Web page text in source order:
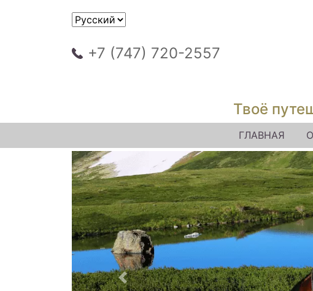
+7 (747) 720-2557
Твоё
ГЛАВНАЯ
Предыдущий